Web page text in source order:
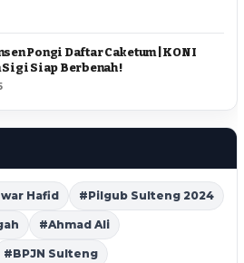
Pongi Daftar Caketum | KONI
Siap Berbenah !
Hafid #Pilgub Sulteng 2024
#Ahmad Ali
#BPJN Sulteng